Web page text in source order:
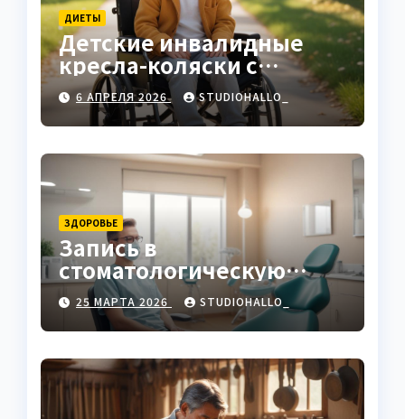
ДИЕТЫ
Детские инвалидные
кресла-коляски с
ручным приводом
6 АПРЕЛЯ 2026 STUDIOHALLO_
ЗДОРОВЬЕ
Запись в
стоматологическую
клинику
25 МАРТА 2026 STUDIOHALLO_